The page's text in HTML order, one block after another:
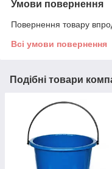
Умови повернення
Повернення товару
Всі умови повернення
Подібні товари